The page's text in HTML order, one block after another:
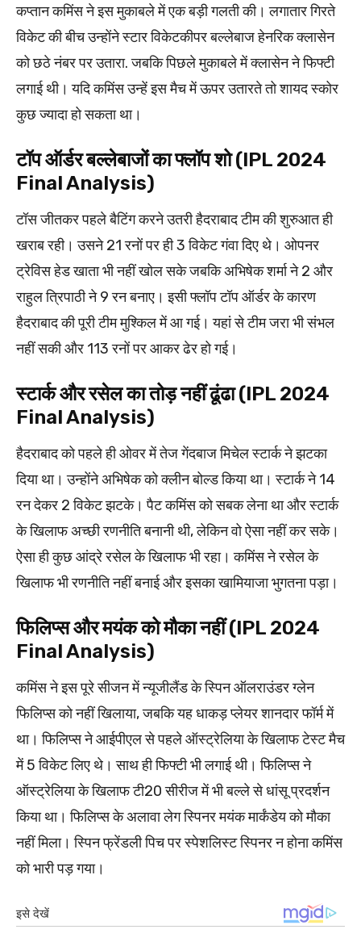
कप्तान कमिंस ने इस मुकाबले में एक बड़ी गलती की। लगातार गिरते
विकेट की बीच उन्होंने स्टार विकेटकीपर बल्लेबाज हेनरिक क्लासेन
को छठे नंबर पर उतारा. जबकि पिछले मुकाबले में क्लासेन ने फिफ्टी
लगाई थी। यदि कमिंस उन्हें इस मैच में ऊपर उतारते तो शायद स्कोर
कुछ ज्यादा हो सकता था।
टॉप ऑर्डर बल्लेबाजों का फ्लॉप शो (IPL 2024
Final Analysis)
टॉस जीतकर पहले बैटिंग करने उतरी हैदराबाद टीम की शुरुआत ही
खराब रही। उसने 21 रनों पर ही 3 विकेट गंवा दिए थे। ओपनर
ट्रेविस हेड खाता भी नहीं खोल सके जबकि अभिषेक शर्मा ने 2 और
राहुल त्रिपाठी ने 9 रन बनाए। इसी फ्लॉप टॉप ऑर्डर के कारण
हैदराबाद की पूरी टीम मुश्किल में आ गई। यहां से टीम जरा भी संभल
नहीं सकी और 113 रनों पर आकर ढेर हो गई।
स्टार्क और रसेल का तोड़ नहीं ढूंढा (IPL 2024
Final Analysis)
हैदराबाद को पहले ही ओवर में तेज गेंदबाज मिचेल स्टार्क ने झटका
दिया था। उन्होंने अभिषेक को क्लीन बोल्ड किया था। स्टार्क ने 14
रन देकर 2 विकेट झटके। पैट कमिंस को सबक लेना था और स्टार्क
के खिलाफ अच्छी रणनीति बनानी थी, लेकिन वो ऐसा नहीं कर सके।
ऐसा ही कुछ आंद्रे रसेल के खिलाफ भी रहा। कमिंस ने रसेल के
खिलाफ भी रणनीति नहीं बनाई और इसका खामियाजा भुगतना पड़ा।
फिलिप्स और मयंक को मौका नहीं (IPL 2024
Final Analysis)
कमिंस ने इस पूरे सीजन में न्यूजीलैंड के स्पिन ऑलराउंडर ग्लेन
फिलिप्स को नहीं खिलाया, जबकि यह धाकड़ प्लेयर शानदार फॉर्म में
था। फिलिप्स ने आईपीएल से पहले ऑस्ट्रेलिया के खिलाफ टेस्ट मैच
में 5 विकेट लिए थे। साथ ही फिफ्टी भी लगाई थी। फिलिप्स ने
ऑस्ट्रेलिया के खिलाफ टी20 सीरीज में भी बल्ले से धांसू प्रदर्शन
किया था। फिलिप्स के अलावा लेग स्पिनर मयंक मार्कंडेय को मौका
नहीं मिला। स्पिन फ्रेंडली पिच पर स्पेशलिस्ट स्पिनर न होना कमिंस
को भारी पड़ गया।